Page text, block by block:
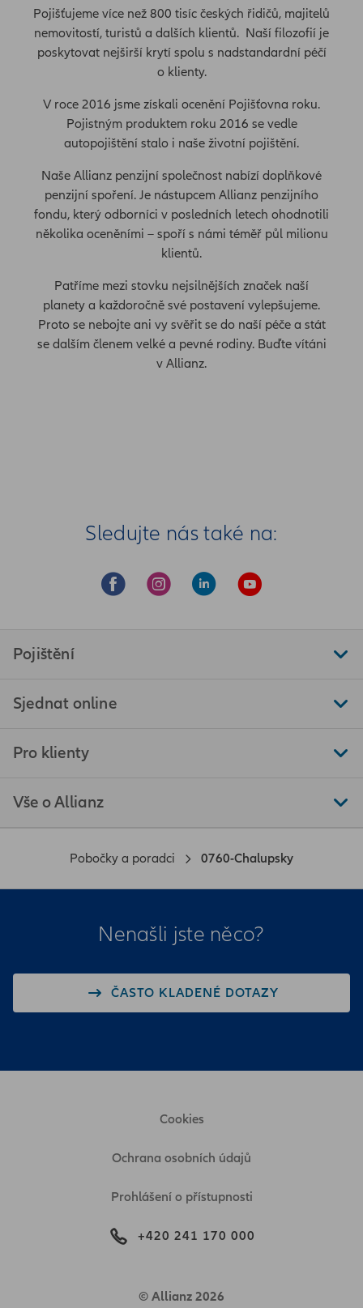
Pojišťujeme více než 800 tisíc českých řidičů, majitelů
nemovitostí, turistů a dalších klientů. Naší filozofií je
poskytovat nejširší krytí spolu s nadstandardní péčí
o klienty.
V roce 2016 jsme získali ocenění Pojišťovna roku.
Pojistným produktem roku 2016 se vedle
autopojištění stalo i naše životní pojištění.
Naše Allianz penzijní společnost nabízí doplňkové
penzijní spoření. Je nástupcem Allianz penzijního
fondu, který odborníci v posledních letech ohodnotili
několika oceněními – spoří s námi téměř půl milionu
klientů.
Patříme mezi stovku nejsilnějších značek naší
planety a každoročně své postavení vylepšujeme.
Proto se nebojte ani vy svěřit se do naší péče a stát
se dalším členem velké a pevné rodiny. Buďte vítáni
v Allianz.
Sledujte nás také na:
Pojištění
Sjednat online
Pro klienty
Vše o Allianz
Nenašli jste něco?
ČASTO KLADENÉ DOTAZY
Cookies
Ochrana osobních údajů
Prohlášení o přístupnosti
© Allianz 2026
+420 241 170 000
Pobočky a poradci 0760-Chalupsky